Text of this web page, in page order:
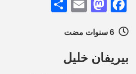
Facebook
Mastodon
Email
بيريفان خليل